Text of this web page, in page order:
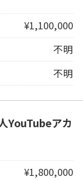
¥1,100,000
不明
不明
YouTubeアカ
¥1,800,000